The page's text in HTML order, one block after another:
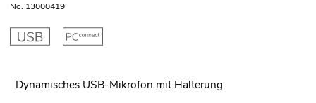
No. 13000419
Dynamisches USB-Mikrofon mit Halterung